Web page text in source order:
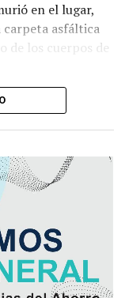
en el lugar,
carpeta asfáltica
de los cuerpos de
para tratar de
la avenida 9, en
de las